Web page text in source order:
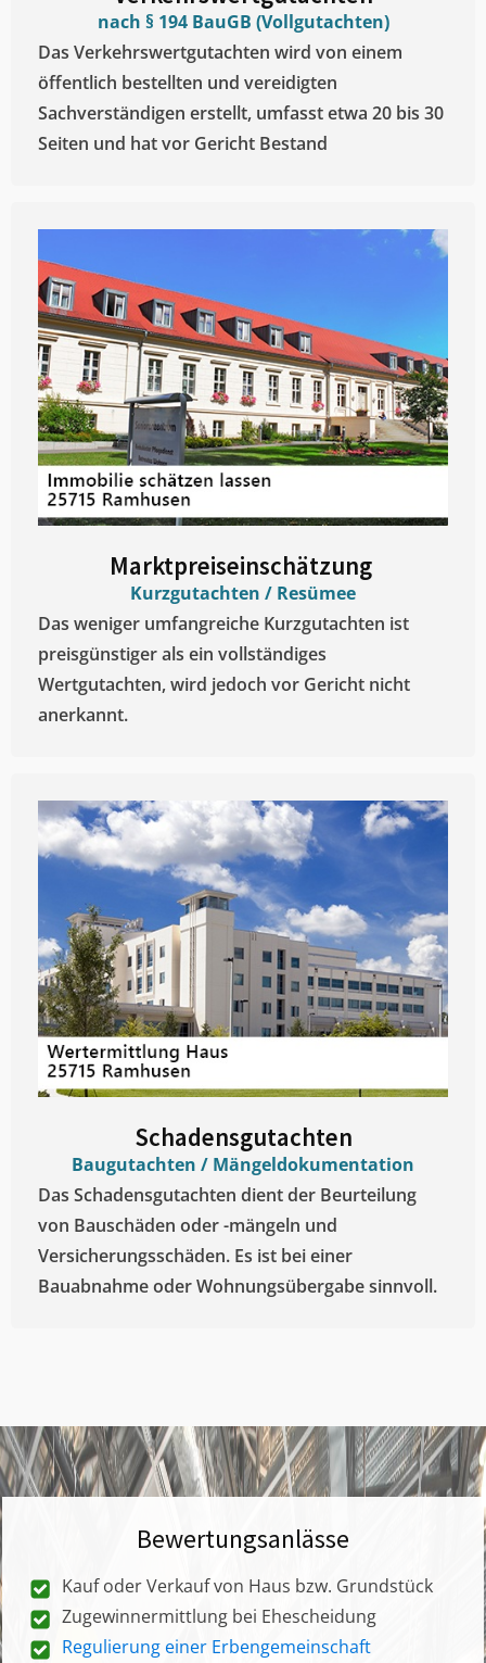
nach § 194 BauGB (Vollgutachten)
Das Verkehrswertgutachten wird von einem
öffentlich bestellten und vereidigten
Sachverständigen erstellt, umfasst etwa 20 bis 30
Seiten und hat vor Gericht Bestand
Marktpreiseinschätzung ​
Kurzgutachten / Resümee
Das weniger umfangreiche Kurzgutachten ist
preisgünstiger als ein vollständiges
Wertgutachten, wird jedoch vor Gericht nicht
anerkannt.
Schadensgutachten
Baugutachten / Mängeldokumentation
Das Schadensgutachten dient der Beurteilung
von Bauschäden oder -mängeln und
Versicherungsschäden. Es ist bei einer
Bauabnahme oder Wohnungsübergabe sinnvoll.
Bewertungsanlässe
Kauf oder Verkauf von Haus bzw. Grundstück
Zugewinnermittlung bei Ehescheidung
Regulierung einer Erbengemeinschaft